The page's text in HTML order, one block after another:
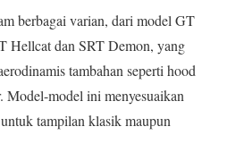
berbagai varian, dari model GT
Hellcat dan SRT Demon, yang
tambahan seperti hood
Model-model ini menyesuaikan
tampilan klasik maupun